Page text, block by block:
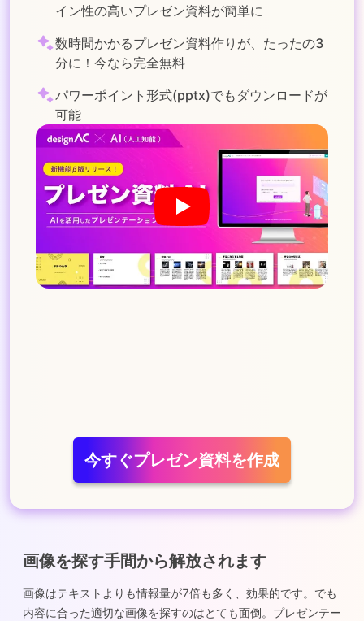
イン性の高いプレゼン資料が簡単に
数時間かかるプレゼン資料作りが、たったの3
分に！今なら完全無料
パワーポイント形式(pptx)でもダウンロードが
可能
今すぐプレゼン資料を作成
画像を探す手間から解放されます
画像はテキストよりも情報量が7倍も多く、効果的です。でも
内容に合った適切な画像を探すのはとても面倒。プレゼンテー